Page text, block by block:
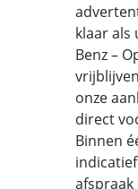
klaar als
Benz –
onze
direct
Binnen